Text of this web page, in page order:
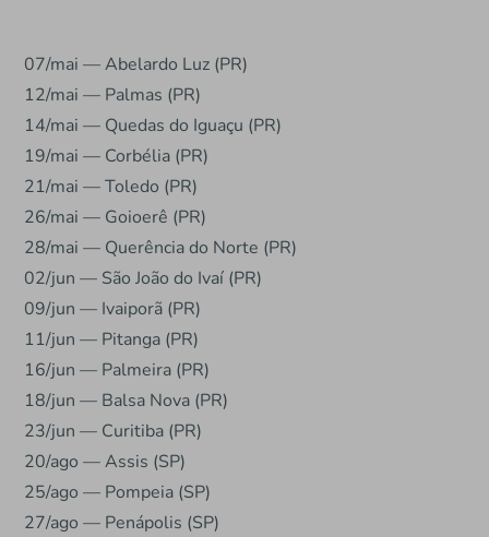
07/mai — Abelardo Luz (PR)
12/mai — Palmas (PR)
14/mai — Quedas do Iguaçu (PR)
19/mai — Corbélia (PR)
21/mai — Toledo (PR)
26/mai — Goioerê (PR)
28/mai — Querência do Norte (PR)
02/jun — São João do Ivaí (PR)
09/jun — Ivaiporã (PR)
11/jun — Pitanga (PR)
16/jun — Palmeira (PR)
18/jun — Balsa Nova (PR)
23/jun — Curitiba (PR)
20/ago — Assis (SP)
25/ago — Pompeia (SP)
27/ago — Penápolis (SP)